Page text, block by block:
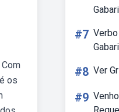
os
#7
#8 Ver
#9